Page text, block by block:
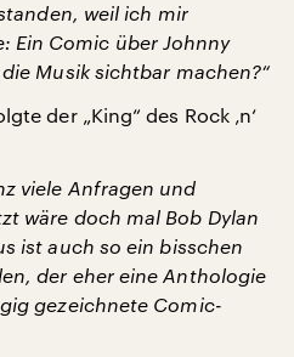
weil ich mir
Ein Comic über Johnny
Musik sichtbar machen?“
der „King“ des Rock ‚n‘
viele Anfragen und
wäre doch mal Bob Dylan
ist auch so ein bisschen
der eher eine Anthologie
gezeichnete Comic-